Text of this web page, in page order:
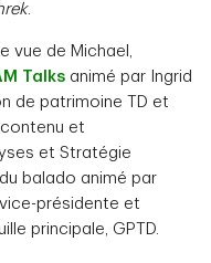
.
vue de Michael,
Talks animé par Ingrid
de patrimoine TD et
et
et Stratégie
balado animé par
vice-présidente et
principale, GPTD.